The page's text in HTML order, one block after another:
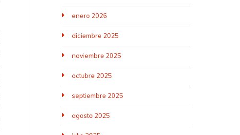
enero 2026
diciembre 2025
noviembre 2025
octubre 2025
septiembre 2025
agosto 2025